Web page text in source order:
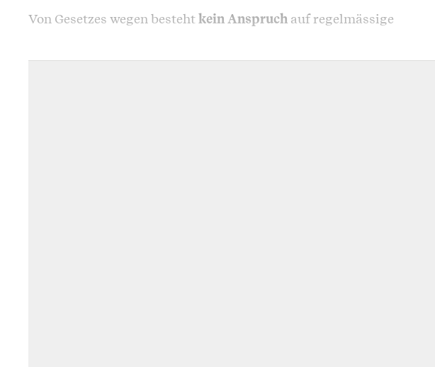
Von Gesetzes wegen bestehtkein Anspruch auf regelmässige
Das müsste vertraglich vereinbart worden sein. Achten Sie auch auf